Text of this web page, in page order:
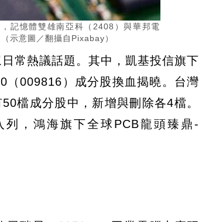
記憶體雙雄南亞科（2408）與華邦電
示意圖／翻攝自Pixabay）
常熱議話題。其中，凱基投信旗下
（009816）成分股換血揭曉。台灣
檔成分股中，新增與刪除各4檔。
，鴻海旗下全球PCB龍頭臻鼎-